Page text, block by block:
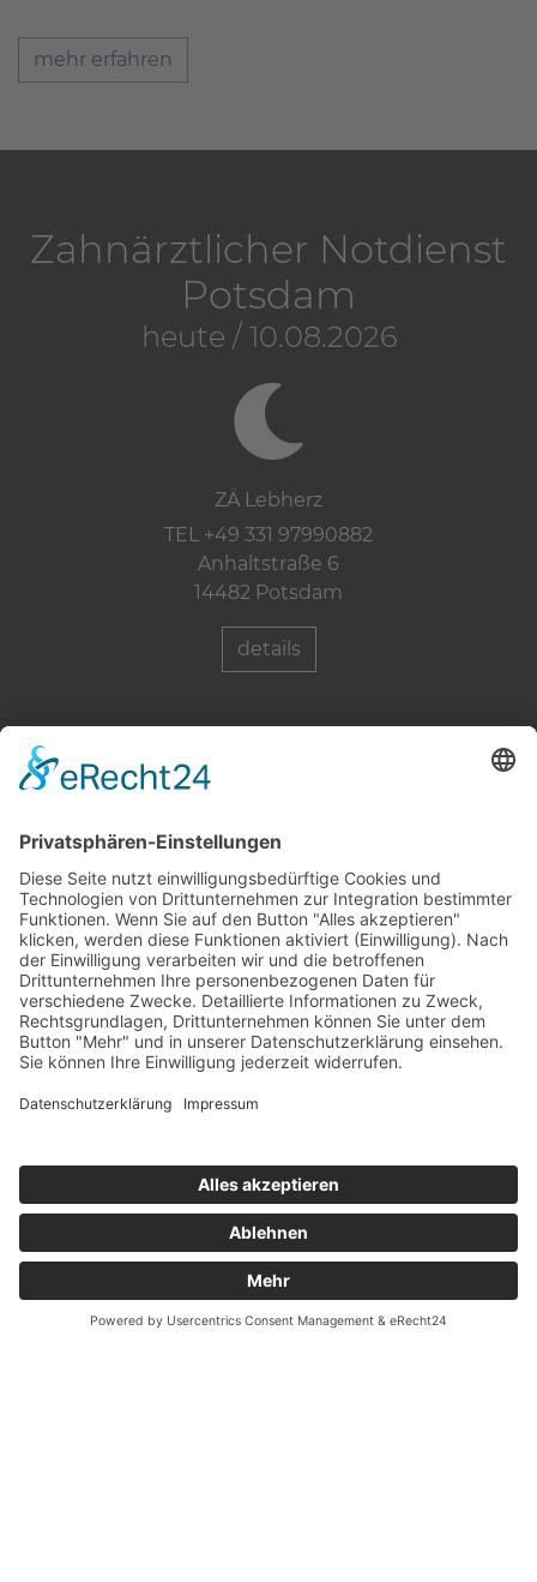
mehr erfahren
Zahnärztlicher Notdienst
Potsdam
heute / 10.08.2026
ZÄ Lebherz
TEL +49 331 97990882
Anhaltstraße 6
14482 Potsdam
details
Zahnärzte Potsdam
Zahnarzt Suche
Notdienste Potsdam
Zahnarzt Notdienst
Wussten Sie schon?
©2026 Zahnärzte Potsdam
Datenschutzerklärung